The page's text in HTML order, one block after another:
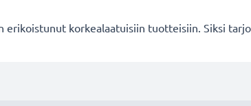
erikoistunut korkealaatuisiin tuotteisiin. Siksi